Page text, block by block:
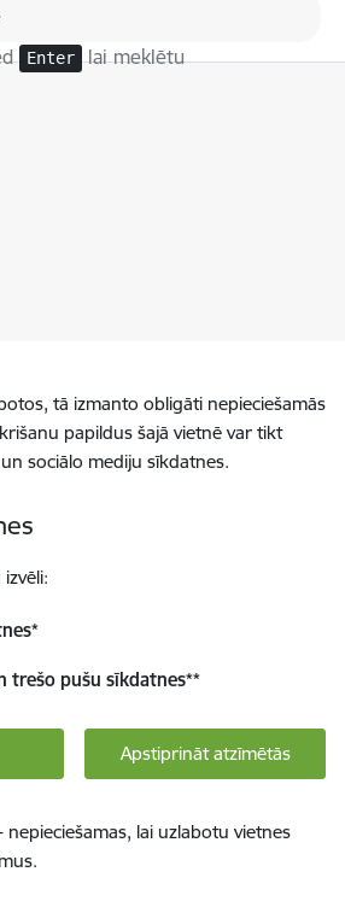
Enter lai meklētu
tā izmanto obligāti nepieciešamās
papildus šajā vietnē var tikt
sociālo mediju sīkdatnes.
*
trešo pušu sīkdatnes**
Apstiprināt atzīmētās
nepieciešamas, lai uzlabotu vietnes